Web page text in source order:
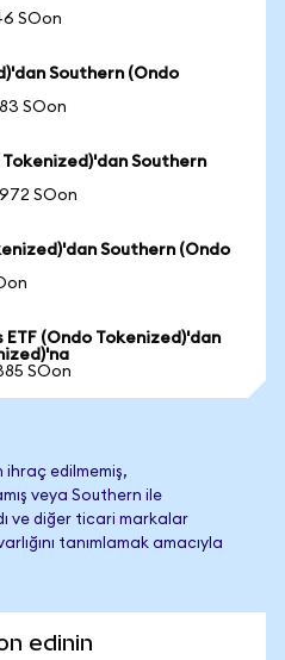
SOon
Southern (Ondo
SOon
Tokenized)'dan Southern
SOon
Southern (Ondo
(Ondo Tokenized)'dan
SOon
ihraç edilmemiş,
veya Southern ile
ve diğer ticari markalar
tanımlamak amacıyla
edinin